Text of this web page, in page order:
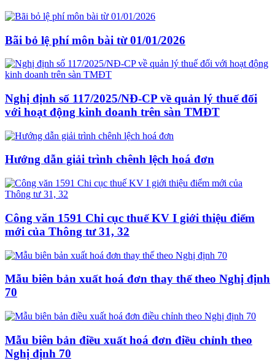
Bãi bỏ lệ phí môn bài từ 01/01/2026
Nghị định số 117/2025/NĐ-CP về quản lý thuế đối
với hoạt động kinh doanh trên sàn TMĐT
Hướng dẫn giải trình chênh lệch hoá đơn
Công văn 1591 Chi cục thuế KV I giới thiệu điểm
mới của Thông tư 31, 32
Mẫu biên bản xuất hoá đơn thay thế theo Nghị định
70
Mẫu biên bản điều xuất hoá đơn điều chỉnh theo
Nghị định 70